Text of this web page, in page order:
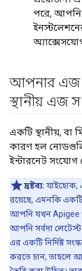
পরে, আপনি
আপনার এজ
স্থানীয় এজ
একটি স্থানীয়, বা
কারণ হল
ইন্টারনেট সংযোগ
দ্রষ্টব্য: যাইহোক,
রয়েছে, এমনকি
আপনি যখন Apigee
আপনি সর্বদা
এর একটি নির্দিষ্ট
করতে চান, তাহলে